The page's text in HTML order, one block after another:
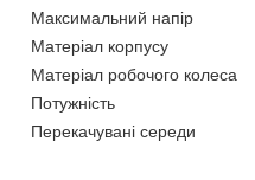
Максимальний напір
Матеріал корпусу
Матеріал робочого колеса
Потужність
Перекачувані середи